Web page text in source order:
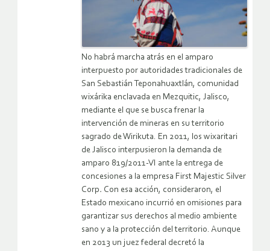
No habrá marcha atrás en el amparo
interpuesto por autoridades tradicionales de
San Sebastián Teponahuaxtlán, comunidad
wixárika enclavada en Mezquitic, Jalisco,
mediante el que se busca frenar la
intervención de mineras en su territorio
sagrado de Wirikuta. En 2011, los wixaritari
de Jalisco interpusieron la demanda de
amparo 819/2011-VI ante la entrega de
concesiones a la empresa First Majestic Silver
Corp. Con esa acción, consideraron, el
Estado mexicano incurrió en omisiones para
garantizar sus derechos al medio ambiente
sano y a la protección del territorio. Aunque
en 2013 un juez federal decretó la